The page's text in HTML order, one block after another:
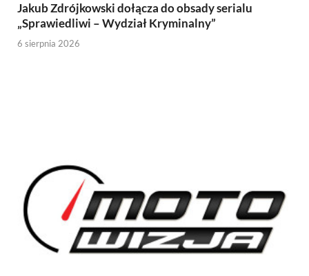
Jakub Zdrójkowski dołącza do obsady serialu
„Sprawiedliwi – Wydział Kryminalny”
6 sierpnia 2026